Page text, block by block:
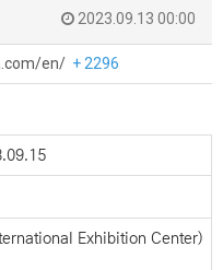
2023.09.13 00:00
en/ + 2296
Exhibition Center)